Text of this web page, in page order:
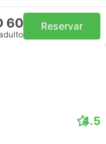
60 Reservar
4.5